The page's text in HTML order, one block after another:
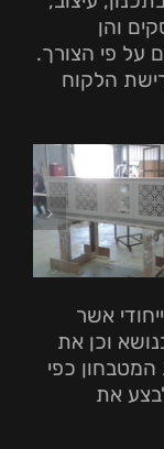
והן
על פי הצורך.
הלקוח
אשר
וכן את
כפי
את